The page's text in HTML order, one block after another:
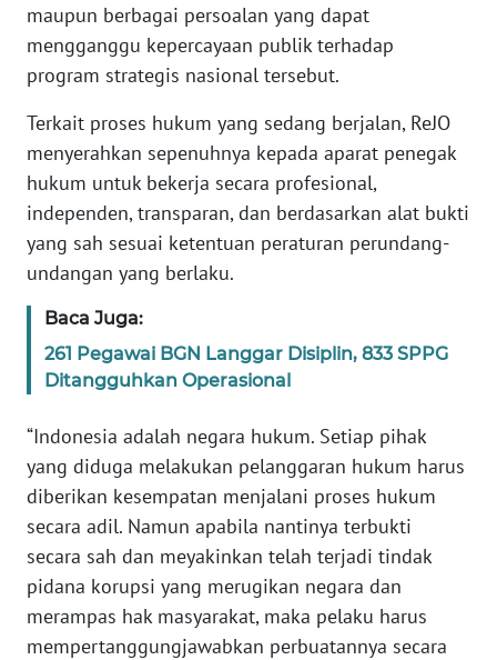
maupun berbagai persoalan yang dapat
mengganggu kepercayaan publik terhadap
program strategis nasional tersebut.
Terkait proses hukum yang sedang berjalan, ReJO
menyerahkan sepenuhnya kepada aparat penegak
hukum untuk bekerja secara profesional,
independen, transparan, dan berdasarkan alat bukti
yang sah sesuai ketentuan peraturan perundang-
undangan yang berlaku.
Baca Juga:
261 Pegawai BGN Langgar Disiplin, 833 SPPG
Ditangguhkan Operasional
“Indonesia adalah negara hukum. Setiap pihak
yang diduga melakukan pelanggaran hukum harus
diberikan kesempatan menjalani proses hukum
secara adil. Namun apabila nantinya terbukti
secara sah dan meyakinkan telah terjadi tindak
pidana korupsi yang merugikan negara dan
merampas hak masyarakat, maka pelaku harus
mempertanggungjawabkan perbuatannya secara
WN
RIAU
WN
SERAMBI
JAMBI
WN
WN
NTB
WN
SULTENG
WN
SULBAR
WN